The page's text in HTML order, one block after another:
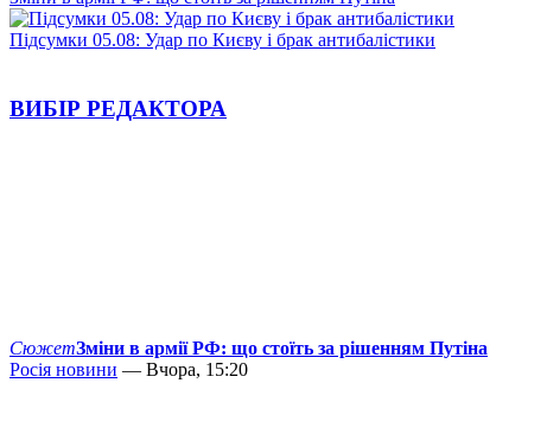
Підсумки 05.08: Удар по Києву і брак антибалістики
ВИБІР РЕДАКТОРА
СюжетЗміни в армії РФ: що стоїть за рішенням Путіна
Росія новини — Вчора, 15:20